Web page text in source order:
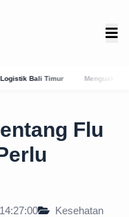
Jejak Kuno: Asal-Usul Mitologis
Flu
Kesehatan